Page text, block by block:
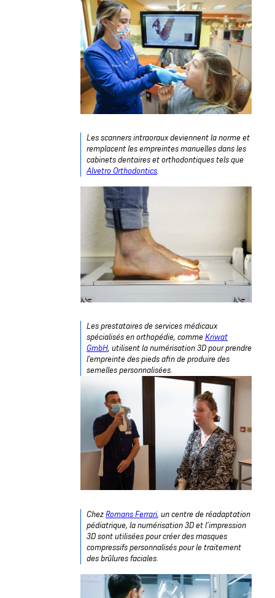
Les scanners intraoraux deviennent la norme et
remplacent les empreintes manuelles dans les
cabinets dentaires et orthodontiques tels que
Alvetro Orthodontics.
Les prestataires de services médicaux
spécialisés en orthopédie, commeKriwat
GmbH, utilisent la numérisation 3D pour prendre
l’empreinte des pieds afin de produire des
semelles personnalisées.
ChezRomans Ferrari, un centre de réadaptation
pédiatrique, la numérisation 3D et l’impression
3D sont utilisées pour créer des masques
compressifs personnalisés pour le traitement
des brûlures faciales.